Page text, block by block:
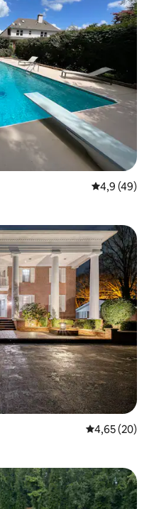
4,9 av 5 i
4,9 (49)
4,65 av 5 i
4,65 (20)